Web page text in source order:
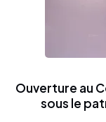
Ouverture au
sous le